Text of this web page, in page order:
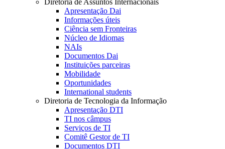
Diretoria de Assuntos Internacionais
Apresentação Dai
Informações úteis
Ciência sem Fronteiras
Núcleo de Idiomas
NAIs
Documentos Dai
Instituições parceiras
Mobilidade
Oportunidades
International students
Diretoria de Tecnologia da Informação
Apresentação DTI
TI nos câmpus
Serviços de TI
Comitê Gestor de TI
Documentos DTI